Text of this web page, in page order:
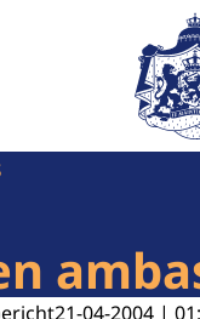
Naar
21-04-2004 |